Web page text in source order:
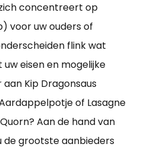
concentreert op
voor uw ouders of
flink wat
uw eisen en mogelijke
Kip Dragonsaus
of Lasagne
Aan de hand van
de grootste aanbieders